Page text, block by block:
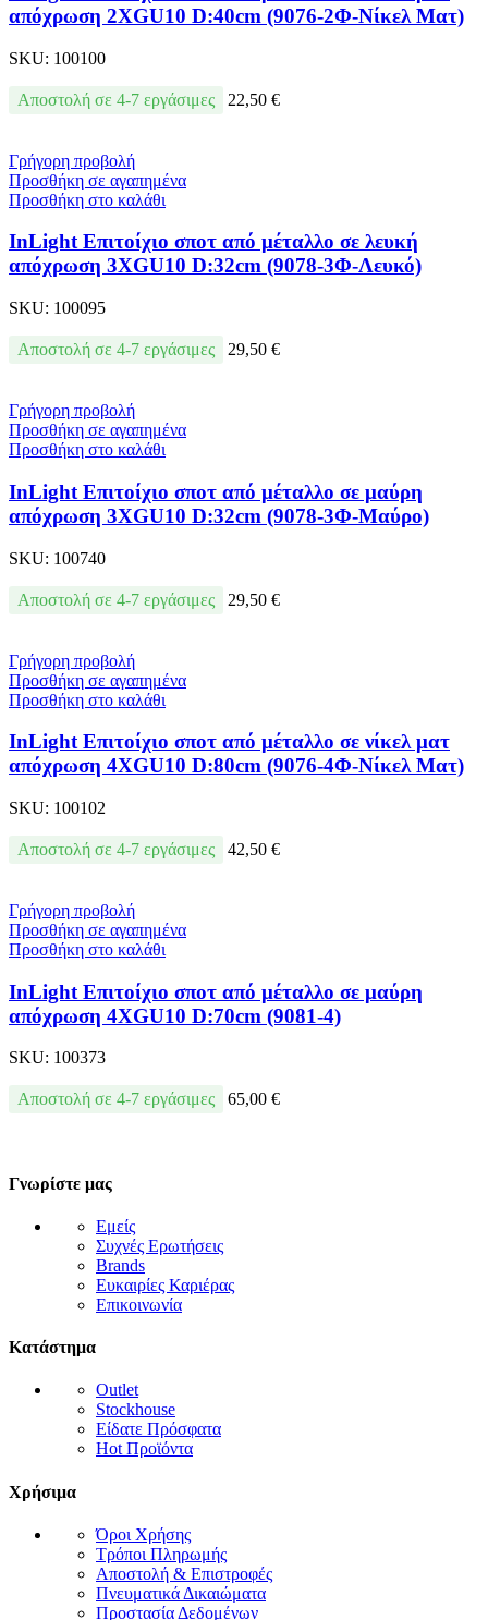
απόχρωση 2XGU10 D:40cm (9076-2Φ-Νίκελ Ματ)
SKU: 100100
Αποστολή σε 4-7 εργάσιμες 22,50 €
Γρήγορη προβολή
Προσθήκη σε αγαπημένα
Προσθήκη στο καλάθι
InLight Επιτοίχιο σποτ από μέταλλο σε λευκή
απόχρωση 3XGU10 D:32cm (9078-3Φ-Λευκό)
SKU: 100095
Αποστολή σε 4-7 εργάσιμες 29,50 €
Γρήγορη προβολή
Προσθήκη σε αγαπημένα
Προσθήκη στο καλάθι
InLight Επιτοίχιο σποτ από μέταλλο σε μαύρη
απόχρωση 3XGU10 D:32cm (9078-3Φ-Μαύρο)
SKU: 100740
Αποστολή σε 4-7 εργάσιμες 29,50 €
Γρήγορη προβολή
Προσθήκη σε αγαπημένα
Προσθήκη στο καλάθι
InLight Επιτοίχιο σποτ από μέταλλο σε νίκελ ματ
απόχρωση 4XGU10 D:80cm (9076-4Φ-Νίκελ Ματ)
SKU: 100102
Αποστολή σε 4-7 εργάσιμες 42,50 €
Γρήγορη προβολή
Προσθήκη σε αγαπημένα
Προσθήκη στο καλάθι
InLight Επιτοίχιο σποτ από μέταλλο σε μαύρη
απόχρωση 4XGU10 D:70cm (9081-4)
SKU: 100373
Αποστολή σε 4-7 εργάσιμες 65,00 €
Γνωρίστε μας
Εμείς
Συχνές Ερωτήσεις
Brands
Ευκαιρίες Καριέρας
Επικοινωνία
Κατάστημα
Outlet
Stockhouse
Είδατε Πρόσφατα
Hot Προϊόντα
Χρήσιμα
Όροι Χρήσης
Τρόποι Πληρωμής
Αποστολή & Επιστροφές
Πνευματικά Δικαιώματα
Προστασία Δεδομένων